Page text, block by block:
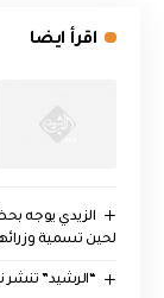
اقرأ ايضا
الزيدي يوجه
لحين تسمية
“الرشيد”